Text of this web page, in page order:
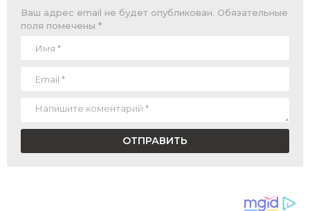
Ваш адрес email не будет опубликован. Обязательные
поля помечены *